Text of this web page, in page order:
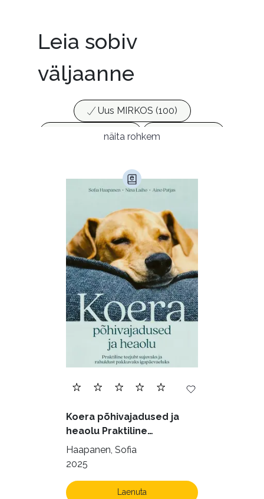
Leia sobiv
väljaanne
Uus MIRKOS (100)
Populaarsed (25)
Ajakirjad (17)
Armastusromaanid (294)
Biograafiad (229)
Eesti kirjandus (1774)
Ettevõtlus (30)
Filoloogia (121)
Filosoofia (147)
Geograafia (65)
Haridus (20)
Ilukirjandus (4255)
Krimi ja põnevik (1285)
Kultuur ja teadus (45)
Kunst ja looming (86)
Laste- ja noortekirjandus (580)
näita rohkem
Koera põhivajadused ja
heaolu Praktiline
käsiraamat sujuvaks ja
rahuldust pakkuvaks
Haapanen, Sofia
2025
Laenuta